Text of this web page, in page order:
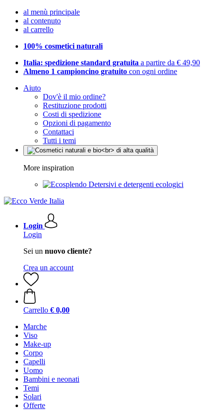
al menù principale
al contenuto
al carrello
100% cosmetici naturali
Italia: spedizione standard gratuita a partire da € 49,90
Almeno 1 campioncino gratuito con ogni ordine
Aiuto
Dov'è il mio ordine?
Restituzione prodotti
Costi di spedizione
Opzioni di pagamento
Contattaci
Tutti i temi
More inspiration
Detersivi e detergenti ecologici
Login
Login
Sei un nuovo cliente?
Crea un account
Carrello € 0,00
Marche
Viso
Make-up
Corpo
Capelli
Uomo
Bambini e neonati
Temi
Solari
Offerte